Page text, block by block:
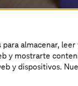
almacenar,
y mostrarte
y dispositivos.